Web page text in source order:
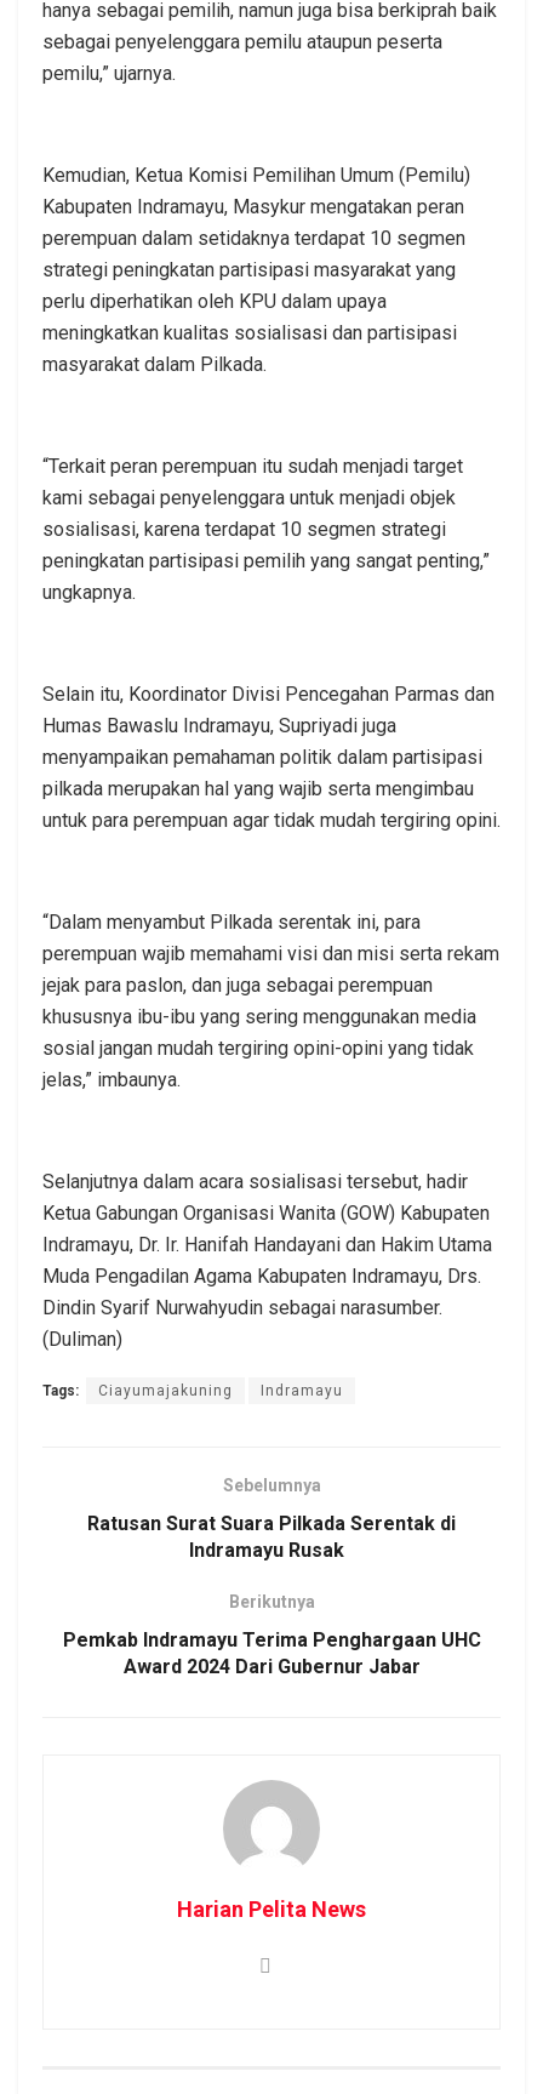
hanya sebagai pemilih, namun juga bisa berkiprah baik
sebagai penyelenggara pemilu ataupun peserta
pemilu,” ujarnya.
Kemudian, Ketua Komisi Pemilihan Umum (Pemilu)
Kabupaten Indramayu, Masykur mengatakan peran
perempuan dalam setidaknya terdapat 10 segmen
strategi peningkatan partisipasi masyarakat yang
perlu diperhatikan oleh KPU dalam upaya
meningkatkan kualitas sosialisasi dan partisipasi
masyarakat dalam Pilkada.
“Terkait peran perempuan itu sudah menjadi target
kami sebagai penyelenggara untuk menjadi objek
sosialisasi, karena terdapat 10 segmen strategi
peningkatan partisipasi pemilih yang sangat penting,”
ungkapnya.
Selain itu, Koordinator Divisi Pencegahan Parmas dan
Humas Bawaslu Indramayu, Supriyadi juga
menyampaikan pemahaman politik dalam partisipasi
pilkada merupakan hal yang wajib serta mengimbau
untuk para perempuan agar tidak mudah tergiring opini.
“Dalam menyambut Pilkada serentak ini, para
perempuan wajib memahami visi dan misi serta rekam
jejak para paslon, dan juga sebagai perempuan
khususnya ibu-ibu yang sering menggunakan media
sosial jangan mudah tergiring opini-opini yang tidak
jelas,” imbaunya.
Selanjutnya dalam acara sosialisasi tersebut, hadir
Ketua Gabungan Organisasi Wanita (GOW) Kabupaten
Indramayu, Dr. Ir. Hanifah Handayani dan Hakim Utama
Muda Pengadilan Agama Kabupaten Indramayu, Drs.
Dindin Syarif Nurwahyudin sebagai narasumber.
(Duliman)
Tags: Ciayumajakuning Indramayu
Sebelumnya
Ratusan Surat Suara Pilkada Serentak di
Indramayu Rusak
Berikutnya
Pemkab Indramayu Terima Penghargaan UHC
Award 2024 Dari Gubernur Jabar
Harian Pelita News